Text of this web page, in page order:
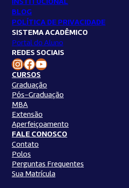
INSTITUCIONAL
BLOG
POLÍTICA DE PRIVACIDADE
SISTEMA ACADÊMICO
Portal do Aluno
REDES SOCIAIS
Instagram Unilins Facebook Unilins Youtube Unilins
CURSOS
Graduação
Pós-Graduação
MBA
Extensão
Aperfeiçoamento
FALE CONOSCO
Contato
Polos
Perguntas Frequentes
Sua Matrícula